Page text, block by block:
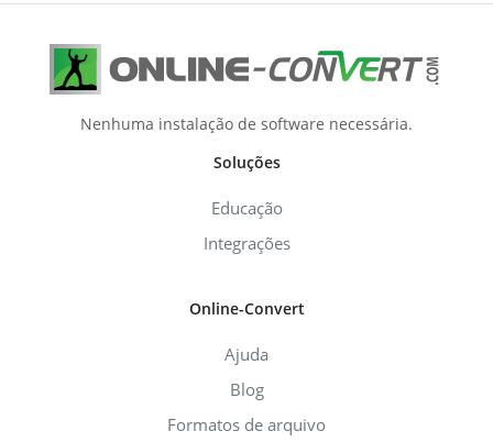
Nenhuma instalação de software necessária.
Soluções
Educação
Integrações
Online-Convert
Ajuda
Blog
Formatos de arquivo